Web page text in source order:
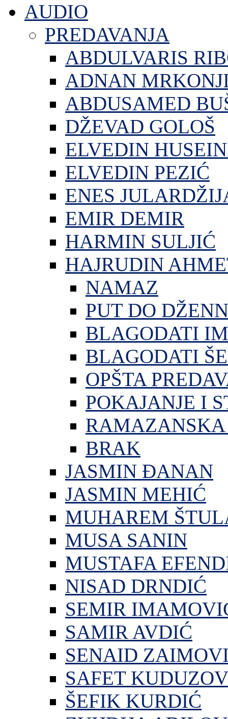
AUDIO
PREDAVANJA
ABDULVARIS
ADNAN
ABDUSAMED
DŽEVAD GOLOŠ
ELVEDIN
ELVEDIN PEZIĆ
ENES
EMIR DEMIR
HARMIN SULJIĆ
HAJRUDIN
NAMAZ
PUT DO
BLAGODATI
BLAGODATI
OPŠTA
POKAJANJE I
RAMAZANSKA
BRAK
JASMIN ĐANAN
JASMIN MEHIĆ
MUHAREM
MUSA SANIN
MUSTAFA
NISAD DRNDIĆ
SEMIR
SAMIR AVDIĆ
SENAID
SAFET
ŠEFIK KURDIĆ